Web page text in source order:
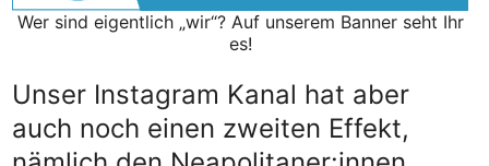
Wer sind eigentlich „wir“? Auf unserem Banner seht Ihr
es!
Unser Instagram Kanal hat aber
auch noch einen zweiten Effekt,